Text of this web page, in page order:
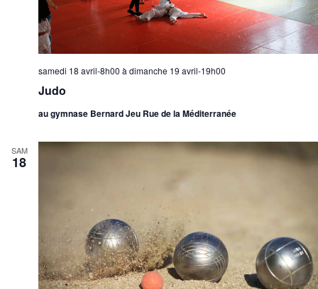
Judo
samedi 18 avril-8h00 à dimanche 19 avril-19h00
au gymnase Bernard Jeu Rue de la Méditerranée
SAM
18